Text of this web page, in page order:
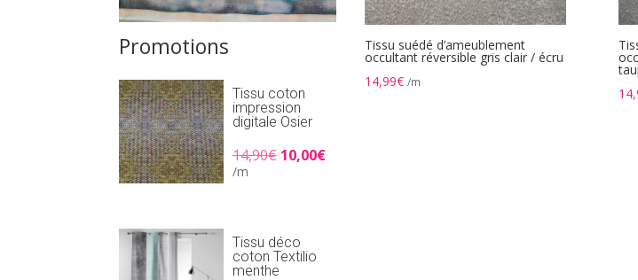
Promotions
Tissu coton
impression
digitale Osier
14,90€ Le
10,00€Le
/m
Tissu déco
coton Textilio
menthe
Tissu suédé d’ameublement
occultant réversible gris clair / écru
14,99€ /m